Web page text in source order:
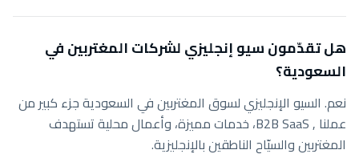
هل تقدّمون سيو إنجليزي لشركات المغتربين في
السعودية؟
نعم. السيو الإنجليزي لسوق المغتربين في السعودية جزء كبير من
عملنا , B2B SaaS، خدمات مميزة، وأعمال محلية تستهدف
المغتربين والسيّاح الناطقين بالإنجليزية.